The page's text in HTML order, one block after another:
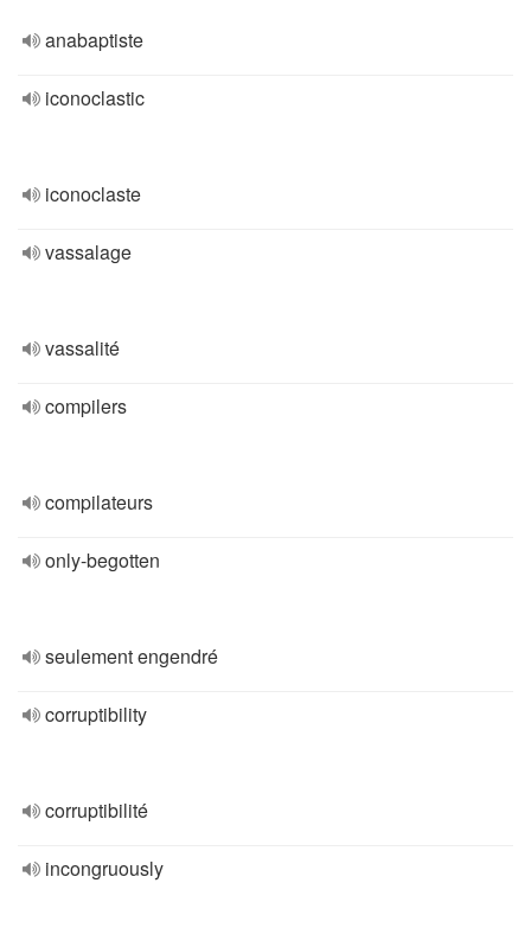
anabaptiste
iconoclastic
iconoclaste
vassalage
vassalité
compilers
compilateurs
only-begotten
seulement engendré
corruptibility
corruptibilité
incongruously